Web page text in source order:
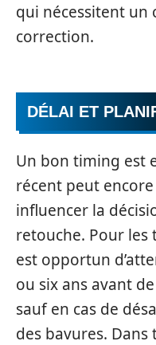
qui nécessitent un
correction.
DÉLAI ET
Un bon timing est
récent peut
influencer la
retouche. Pour les
est opportun
ou six ans avant
sauf en cas de
des bavures. Dans